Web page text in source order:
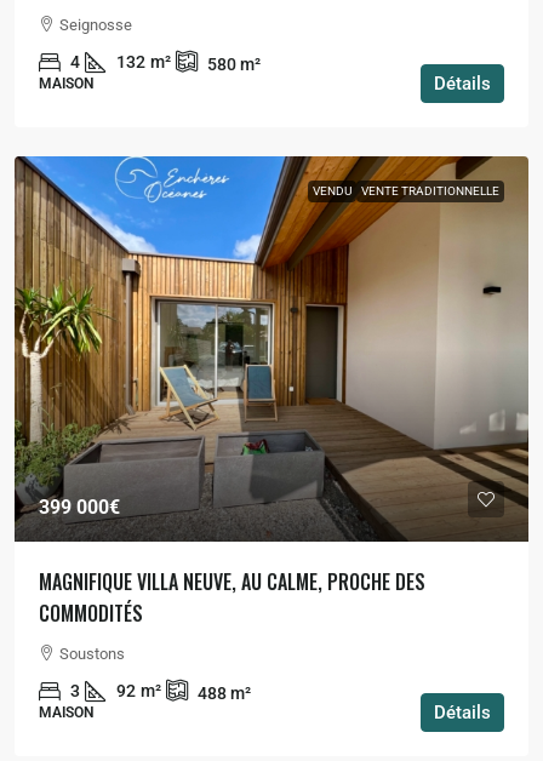
Seignosse
4 132 m² 580m²
MAISON Détails
VENDU VENTE TRADITIONNELLE
399 000€
MAGNIFIQUE VILLA NEUVE, AU CALME, PROCHE DES
COMMODITÉS
Soustons
3 92 m² 488m²
MAISON Détails